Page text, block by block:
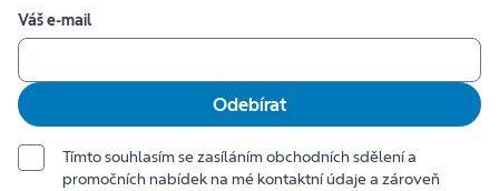
Váš e-mail
Odebírat
Tímto souhlasím se zasíláním obchodních sdělení a
promočních nabídek na mé kontaktní údaje a zároveň